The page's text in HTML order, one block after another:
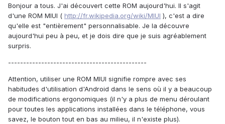
Bonjour a tous. J'ai découvert cette ROM aujourd'hui. Il s'agit
d'une ROM MIUI ( http://fr.wikipedia.org/wiki/MIUI ), c'est a dire
qu'elle est "entièrement" personnalisable. Je la découvre
aujourd'hui peu à peu, et je dois dire que je suis agréablement
surpris.
----------------------------------------------
Attention, utiliser une ROM MIUI signifie rompre avec ses
habitudes d'utilisation d'Android dans le sens où il y a beaucoup
de modifications ergonomiques (il n'y a plus de menu déroulant
pour toutes les applications installées dans le téléphone, vous
savez, le bouton tout en bas au milieu, il n'existe plus).